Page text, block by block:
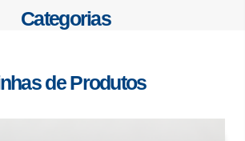
Categorias
de Produtos